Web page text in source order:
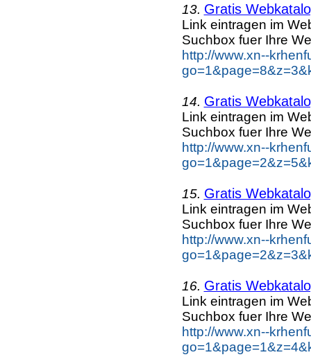
13. Gratis
Link eintragen im
Suchbox fuer Ihre
http://www.xn--
14. Gratis
Link eintragen im
Suchbox fuer Ihre
http://www.xn--
15. Gratis
Link eintragen im
Suchbox fuer Ihre
http://www.xn--
16. Gratis
Link eintragen im
Suchbox fuer Ihre
http://www.xn--